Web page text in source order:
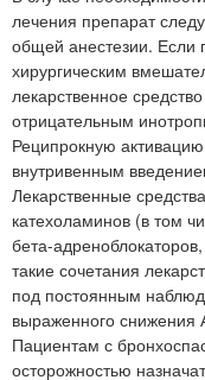
лечения препарат
общей анестезии. Если
хирургическим
лекарственное
отрицательным
Реципрокную
внутривенным
Лекарственные
катехоламинов (в том
бета-
такие сочетания
под постоянным
выраженного снижения
Пациентам с
осторожностью